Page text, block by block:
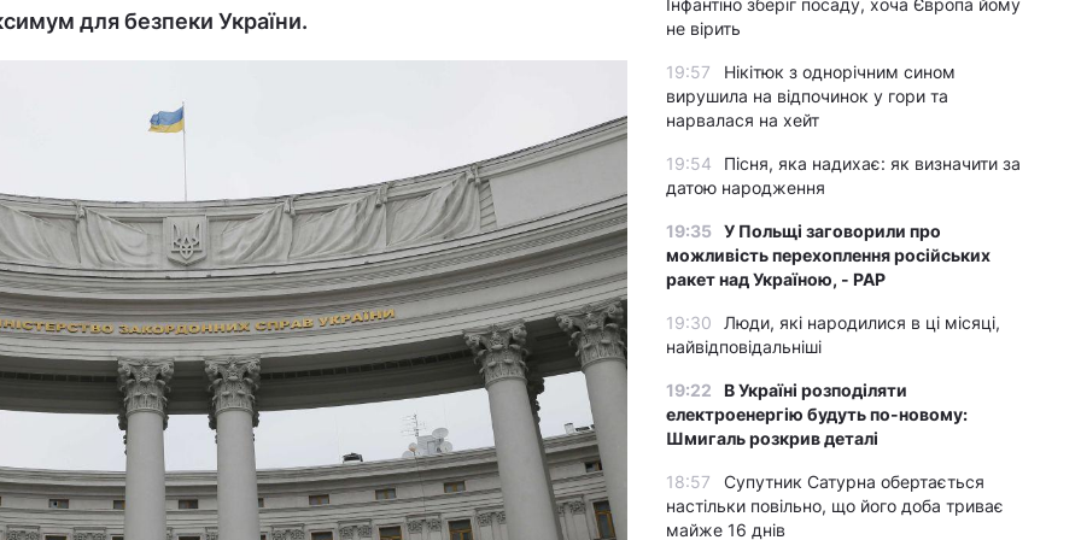
для безпеки України.
Інфантіно зберіг посаду, хоча Європа йому
не вірить
19:57
Нікітюк з однорічним сином
вирушила на відпочинок у гори та
нарвалася на хейт
19:54
Пісня, яка надихає: як визначити за
датою народження
19:35 У Польщі заговорили про
можливість перехоплення російських
ракет над Україною, - PAP
19:30
Люди, які народилися в ці місяці,
найвідповідальніші
19:22
В Україні розподіляти
електроенергію будуть по-новому:
Шмигаль розкрив деталі
18:57
Супутник Сатурна обертається
настільки повільно, що його доба триває
майже 16 днів